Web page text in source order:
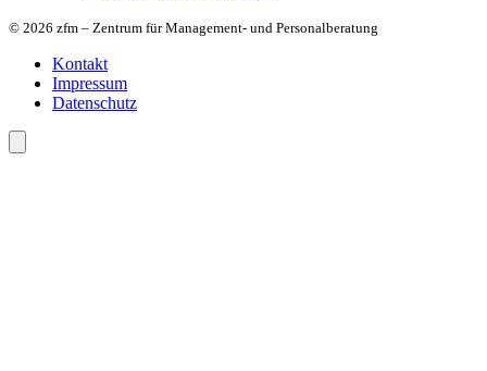
© 2026 zfm – Zentrum für Management- und Personalberatung
Kontakt
Impressum
Datenschutz